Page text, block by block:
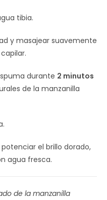
tibia.
y masajear suavemente
durante 2 minutos
de la manzanilla
potenciar el brillo dorado,
agua fresca.
de la manzanilla